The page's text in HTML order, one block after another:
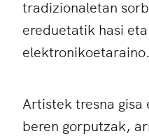
tradizionaletan
ereduetatik hasi
elektronikoetaraino.
Artistek tresna
beren gorputzak,